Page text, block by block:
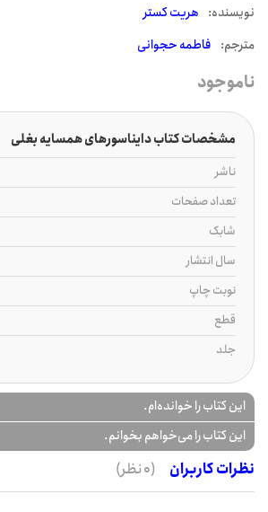
نويسنده: هریت کستر
مترجم: فاطمه حجوانی
ناموجود
مشخصات کتاب دایناسورهای همسایه بغلی
ناشر
تعداد صفحات
شابک
سال انتشار
نوبت چاپ
قطع
جلد
این کتاب را خوانده‌ام.
این کتاب را می‌خواهم بخوانم.
نظرات کاربران
(0 نظر)